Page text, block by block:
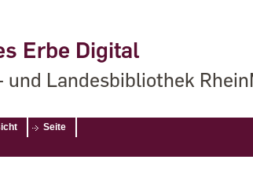
Erbe Digital
und Landesbibliothek
Seite